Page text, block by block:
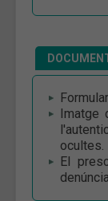
Imatge
ocultes.
El